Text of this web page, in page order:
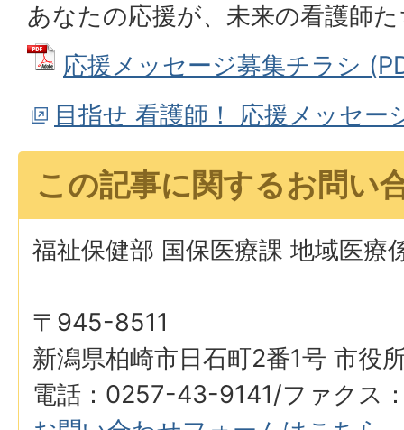
あなたの応援が、未来の看護師
応援メッセージ募集チラシ
目指せ 看護師！ 応援メッセー
この記事に関するお問い
福祉保健部 国保医療課 地域医療
〒945-8511
新潟県柏崎市日石町2番1号 市役
電話：0257-43-9141/ファクス